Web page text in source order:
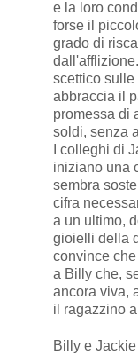
e la loro
forse il
grado di
scettico
abbraccia il
promessa di
soldi, senza
I colleghi di
iniziano una
sembra
cifra
a un ultimo,
gioielli della
convince
a Billy che,
ancora viva,
il ragazzino
Billy e